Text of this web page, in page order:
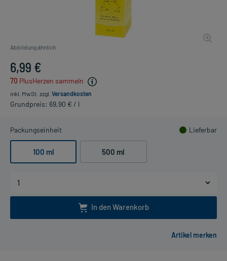
Abbildung ähnlich
6,99 €
70 PlusHerzen sammeln
inkl. MwSt. zzgl. Versandkosten
Grundpreis: 69,90 € / l
Packungseinheit Lieferbar
100 ml 500 ml
In den Warenkorb